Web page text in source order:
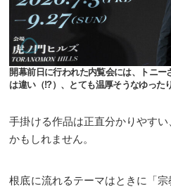
開幕前日に行われた内覧会には、トニ
は違い（!?）、とても温厚そうなゆった
手掛ける作品は正直分かりやす
かもしれません。
根底に流れるテーマはときに「